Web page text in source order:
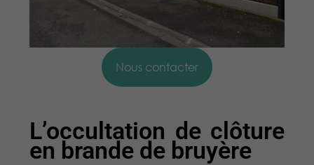
Nous contacter
L’occultation de clôture
en brande de bruyère